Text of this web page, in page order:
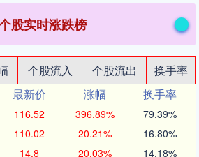
股实时涨跌榜
个股流入 个股流出
换手率
最新价 涨幅
换手率
116.52 396.89% 79.39%
110.02 20.21% 16.80%
14.8 20.03% 14.18%